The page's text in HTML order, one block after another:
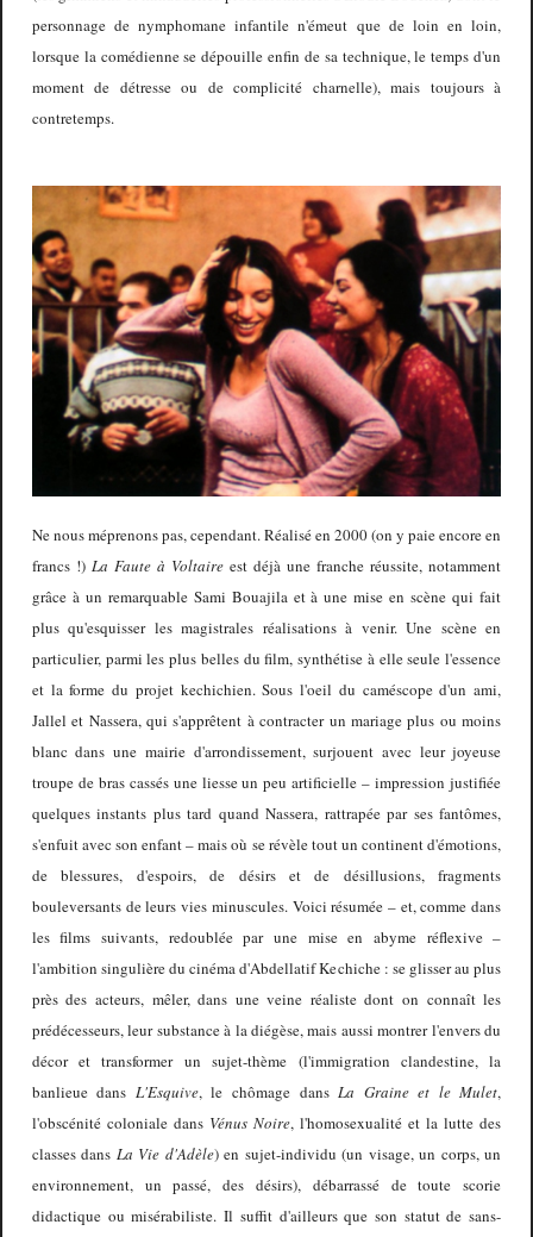
personnage de nymphomane infantile n'émeut que de loin en loin,
lorsque la comédienne se dépouille enfin de sa technique, le temps d'un
moment de détresse ou de complicité charnelle), mais toujours à
contretemps.
Ne nous méprenons pas, cependant. Réalisé en 2000 (on y paie encore en
francs !) La Faute à Voltaire est déjà une franche réussite, notamment
grâce à un remarquable Sami Bouajila et à une mise en scène qui fait
plus qu'esquisser les magistrales réalisations à venir. Une scène en
particulier, parmi les plus belles du film, synthétise à elle seule l'essence
et la forme du projet kechichien. Sous l'oeil du caméscope d'un ami,
Jallel et Nassera, qui s'apprêtent à contracter un mariage plus ou moins
blanc dans une mairie d'arrondissement, surjouent avec leur joyeuse
troupe de bras cassés une liesse un peu artificielle – impression justifiée
quelques instants plus tard quand Nassera, rattrapée par ses fantômes,
s'enfuit avec son enfant – mais où se révèle tout un continent d'émotions,
de blessures, d'espoirs, de désirs et de désillusions, fragments
bouleversants de leurs vies minuscules. Voici résumée – et, comme dans
les films suivants, redoublée par une mise en abyme réflexive –
l'ambition singulière du cinéma d'Abdellatif Kechiche : se glisser au plus
près des acteurs, mêler, dans une veine réaliste dont on connaît les
prédécesseurs, leur substance à la diégèse, mais aussi montrer l'envers du
décor et transformer un sujet-thème (l'immigration clandestine, la
banlieue dans L'Esquive, le chômage dansLa Graine et le Mulet,
l'obscénité coloniale dans Vénus Noire, l'homosexualité et la lutte des
classes dans La Vie d'Adèle) en sujet-individu (un visage, un corps, un
environnement, un passé, des désirs), débarrassé de toute scorie
didactique ou misérabiliste. Il suffit d'ailleurs que son statut de sans-